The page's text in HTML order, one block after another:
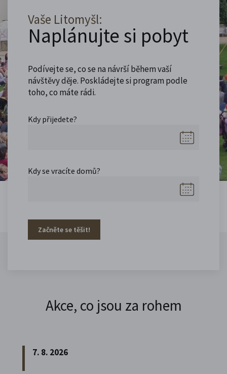
Vaše Litomyšl:
Naplánujte si pobyt
Podívejte se, co se na návrší během vaší
návštěvy děje. Poskládejte si program podle
toho, co máte rádi.
Kdy přijedete?
Kdy se vracíte domů?
Začněte se těšit!
Akce, co jsou za rohem
7. 8. 2026